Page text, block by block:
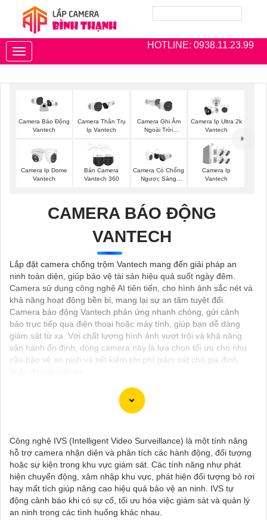
HOTLINE: 0938.11.23.99
Toggle
navigation
Camera Báo Động
Vantech
Camera Thân Trụ
Ip Vantech
Camera Ghi Âm
Ngoài Trời
Camera Ip Ultra 2k
Vantech
Camera Ip Dome
Vantech
Bán Camera
Vantech 360
Camera Có Chống
Ngược Sáng
Camera Ip
Vantech
CAMERA BÁO ĐỘNG
VANTECH
Lắp đặt camera chống trộm Vantech mang đến giải pháp an
ninh toàn diện, giúp bảo vệ tài sản hiệu quả suốt ngày đêm.
Camera sử dụng công nghệ AI tiên tiến, cho hình ảnh sắc nét và
khả năng hoạt động bền bỉ, mang lại sự an tâm tuyệt đối.
Camera báo động Vantech phản ứng nhanh chóng, gửi cảnh
báo trực tiếp qua điện thoại hoặc máy tính, giúp bạn dễ dàng
giám sát từ xa. Với chất lượng hình ảnh vượt trội và khả năng
vận hành ổn định, dòng camera này là lựa chọn tối ưu cho nhu
cầu bảo vệ an ninh và tiết kiệm chi phí giám sát cho gia đình
tại Việt Nam, chúng được thiết kế với công nghệ hiện đại và chất
lượng cao để khẳng định an ninh và giám sát tốt cho ngôi nhà,
cửa hàng, văn phòng hoặc doanh nghiệp của bạn.
Vantech Việt Nam cung cấp các dòng sản phẩm camera giám
sát chất lượng cao như camera IP, camera HD-TVI, camera
AHD, camera wifi, camera thông minh, và nhiều hơn nữa. Các
sản phẩm của Vantech được sản xuất theo tiêu chuẩn chất
Công nghệ IVS (Intelligent Video Surveillance) là một tính năng
hỗ trợ camera nhận diện và phân tích các hành động, đối tượng
hoặc sự kiện trong khu vực giám sát. Các tính năng như phát
hiện chuyển động, xâm nhập khu vực, phát hiện đối tượng bỏ rơi
hay mất tích giúp nâng cao hiệu quả bảo vệ an ninh. IVS tự
động cảnh báo khi có sự cố, tối ưu hóa việc giám sát và quản lý
an ninh trong các tình huống khác nhau.